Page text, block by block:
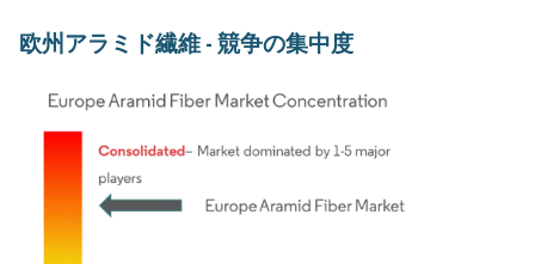
欧州アラミド繊維 - 競争の集中度